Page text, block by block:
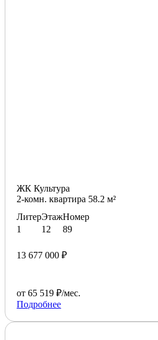
ЖК Культура
2-комн. квартира 58.2 м²
Литер
1
Этаж
12
Номер
89
13 677 000 ₽
от 65 519 ₽/мес.
Подробнее